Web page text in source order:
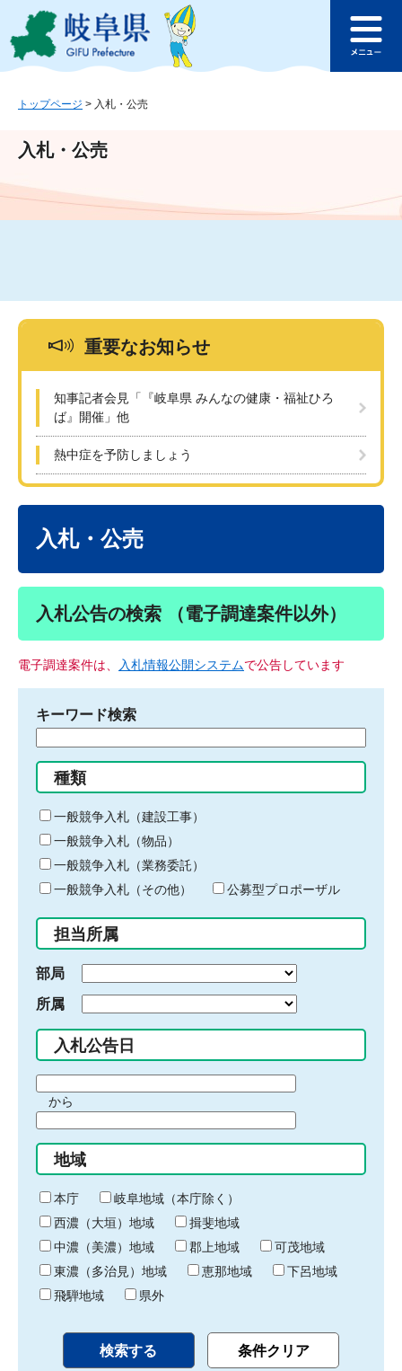
ジ
ュ
文
このページの本文へ
ュ
トップページ > 入札・公売
入札・公売
重要なお知らせ
知事記者会見「『岐阜県 みんなの健康・福祉ひろ
ば』開催」他
熱中症を予防しましょう
入札・公売
入札公告の検索 （電子調達案件以外）
電子調達案件は、 入札情報公開システムで公告しています
キーワード検索
る
キ
ー
ワ
ー
ド
入
力
種類
一般競争入札（建設工事）
一般競争入札（物品）
一般競争入札（業務委託）
一般競争入札（その他）
公募型プロポーザル
担当所属
部局
所属
入札公告日
間
始
り
から
間
終
わ
り
地域
本庁
岐阜地域（本庁除く）
西濃（大垣）地域
揖斐地域
中濃（美濃）地域
郡上地域
可茂地域
東濃（多治見）地域
恵那地域
下呂地域
飛騨地域
県外